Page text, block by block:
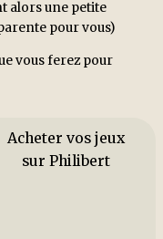
alors une petite
pour vous)
vous ferez pour
Acheter vos jeux
sur Philibert